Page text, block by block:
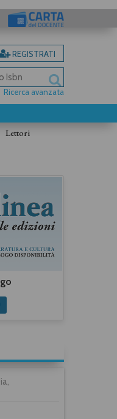
REGISTRATI
Ricerca avanzata
Lettori